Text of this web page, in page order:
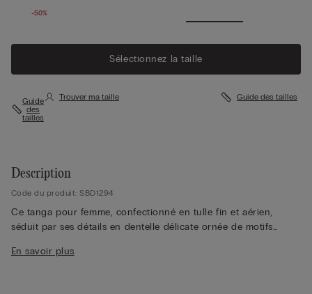
-50%
Sélectionnez la taille
Guide
des
tailles
Trouver ma taille Guide des tailles
Description
Code du produit: SBD1294
Ce tanga pour femme, confectionné en tulle fin et aérien,
séduit par ses détails en dentelle délicate ornée de motifs
dentelle sublime le devant et les bords arrière de ce tanga,
En savoir plus